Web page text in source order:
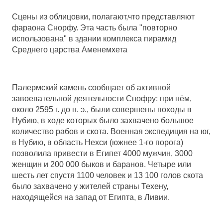
Сцены из облицовки, полагают,что представляют
фараона Снорфу. Эта часть была "повторно
использована" в здании комплекса пирамид
Среднего царства Аменемхета
Палермский камень сообщает об активной
завоевательной деятельности Снофру: при нём,
около 2595 г. до н. э., были совершены походы в
Нубию, в ходе которых было захвачено большое
количество рабов и скота. Военная экспедиция на юг,
в Нубию, в область Нехси (южнее 1-го порога)
позволила привести в Египет 4000 мужчин, 3000
женщин и 200 000 быков и баранов. Четыре или
шесть лет спустя 1100 человек и 13 100 голов скота
было захвачено у жителей страны Техену,
находящейся на запад от Египта, в Ливии.